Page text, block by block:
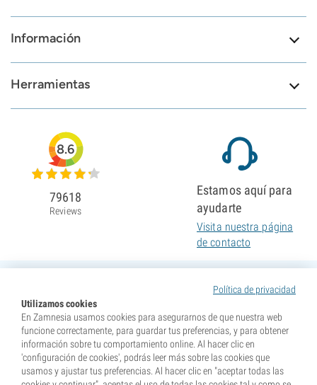
Información
Herramientas
Política de privacidad
Utilizamos cookies
En Zamnesia usamos cookies para asegurarnos de que nuestra web
funcione correctamente, para guardar tus preferencias, y para obtener
información sobre tu comportamiento online. Al hacer clic en
'configuración de cookies', podrás leer más sobre las cookies que
usamos y ajustar tus preferencias. Al hacer clic en "aceptar todas las
8.6
79618
Reviews
Estamos aquí para
ayudarte
Visita nuestra página
de contacto